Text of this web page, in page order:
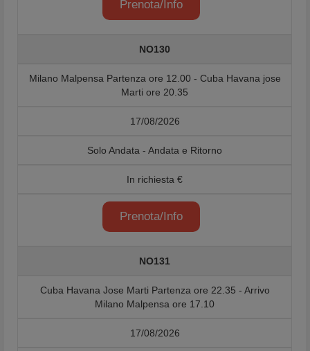
Prenota/Info
NO130
Milano Malpensa Partenza ore 12.00 - Cuba Havana jose
Marti ore 20.35
17/08/2026
Solo Andata - Andata e Ritorno
In richiesta €
Prenota/Info
NO131
Cuba Havana Jose Marti Partenza ore 22.35 - Arrivo
Milano Malpensa ore 17.10
17/08/2026